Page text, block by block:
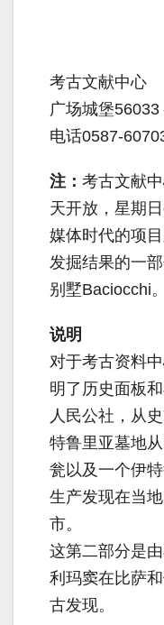
考古文献中心
广场城堡
电话0587-
注： 考古文献
天开放，星期
媒体时代的项
发掘结果的一
别墅Baciocchi。
说明
对于考古资料
明了历史面板
人民公社，从
特鲁里亚墓地
瓮以及一个伊
生产发现在当
市。
这第二部分是
利玛窦在比萨
古发现。